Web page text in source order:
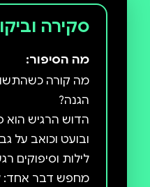
סקירה
מה הסיפור:
מה קורה
הדוש הרגיש הוא
ובועט וכואב על
לילות וסיפוקים